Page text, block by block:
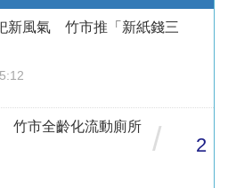
新風氣 竹市推「新紙錢三
竹市全齡化流動廁所
/ 2